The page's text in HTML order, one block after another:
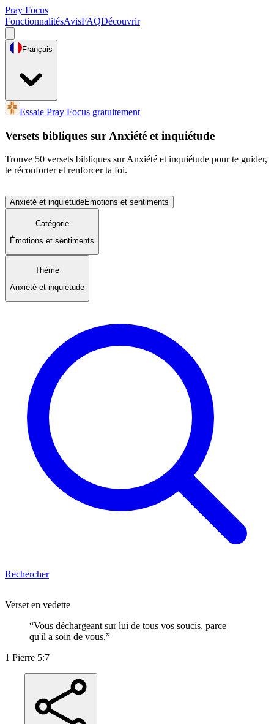
Pray Focus
FonctionnalitésAvisFAQDécouvrir
Français
Essaie Pray Focus gratuitement
Versets bibliques sur Anxiété et inquiétude
Trouve 50 versets bibliques sur Anxiété et inquiétude pour te guider,
te réconforter et renforcer ta foi.
Anxiété et inquiétudeÉmotions et sentiments
Catégorie
Émotions et sentiments
Thème
Anxiété et inquiétude
Rechercher
Verset en vedette
“Vous déchargeant sur lui de tous vos soucis, parce
qu'il a soin de vous.”
1 Pierre 5:7